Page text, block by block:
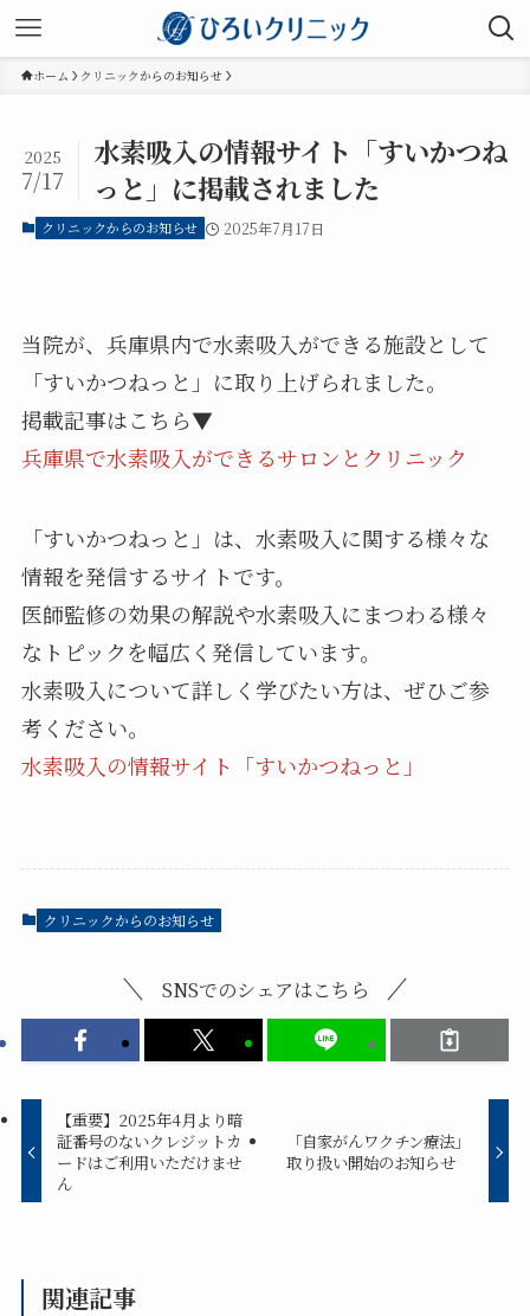
ホーム クリニックからのお知らせ
水素吸入の情報サイト「すいかつね
っと」に掲載されました
2025
7/17
クリニックからのお知らせ 2025年7月17日
当院が、兵庫県内で水素吸入ができる施設として
「すいかつねっと」に取り上げられました。
掲載記事はこちら▼
兵庫県で水素吸入ができるサロンとクリニック
「すいかつねっと」は、水素吸入に関する様々な
情報を発信するサイトです。
医師監修の効果の解説や水素吸入にまつわる様々
なトピックを幅広く発信しています。
水素吸入について詳しく学びたい方は、ぜひご参
考ください。
水素吸入の情報サイト「すいかつねっと」
クリニックからのお知らせ
SNSでのシェアはこちら
【重要】2025年4月より暗
証番号のないクレジットカ
ードはご利用いただけませ
ん
「自家がんワクチン療法」
取り扱い開始のお知らせ
関連記事